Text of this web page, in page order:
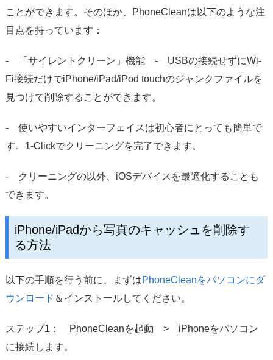
ことができます。そのほか、PhoneCleanは以下のような注
目点を持っています：
- 「サイレントクリーン」機能 - USBの接続せずにWi-
Fi接続だけでiPhone/iPad/iPod touchのジャンクファイルを
見つけて削除することができます。
- 使いやすいインターフェイスは初心者にとっても簡単で
す。1-Clickでクリーニングを完了できます。
- クリーニングの以外、iOSデバイスを最適化することも
できます。
iPhone/iPadから写真のキャッシュを削除す
る方法
以下の手順を行う前に、まずはPhoneCleanをパソコンにダ
ウンロード ＆インストールしてください。
ステップ1： PhoneCleanを起動 > iPhoneをパソコン
に接続します。